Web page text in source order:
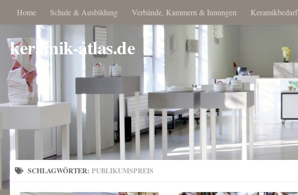
Home Schule & Ausbildung Verbände, Kammern & Innungen Keramikbedarf
keramik-atlas.de
SCHLAGWÖRTER: PUBLIKUMSPREIS